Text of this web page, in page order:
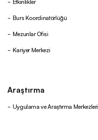
Burs Koordinatörlüğü
Mezunlar Ofisi
Kariyer Merkezi
Araştırma
Uygulama ve Araştırma Merkezleri